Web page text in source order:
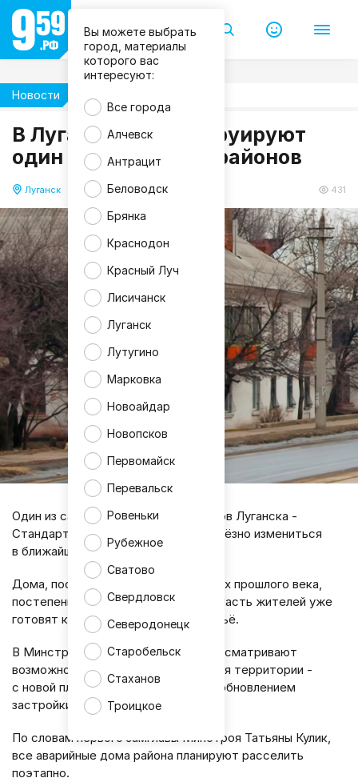
Вы можете выбрать
город, материалы
которого вас
интересуют:
Все города
Алчевск
Антрацит
Беловодск
Брянка
Краснодон
Красный Луч
Лисичанск
Луганск
Лутугино
Марковка
Новоайдар
Новопсков
Первомайск
Перевальск
Ровеньки
Рубежное
Сватово
Свердловск
Северодонецк
Старобельск
Стаханов
Троицкое
Новости
В Луганске реконструируют
один из старейших районов
Луганск 21.05.2026 12:51 431
П
р
а
в
и
е
л
ь
т
в
о
Л
Р
Один из самых старых жилых районов Луганска -
Стандартный городок - может серьёзно измениться
в ближайшие годы.
Дома, построенные ещё в 20-х годах прошлого века,
постепенно признают аварийными. Часть жителей уже
готовят к переселению в новое жильё.
В Минстрое ЛНР сообщили, что рассматривают
возможность комплексного развития территории -
с новой планировкой и дальнейшим обновлением
застройки.
По словам первого замглавы Минстроя Татьяны Кулик,
все аварийные дома района планируют расселить
поэтапно.